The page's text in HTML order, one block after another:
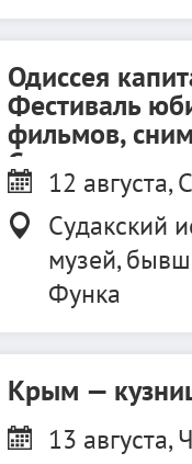
Одиссея
Фестиваль
фильмов,
Судаке.
12 августа,
Судакский
музей,
Функа
Крым —
13 августа,